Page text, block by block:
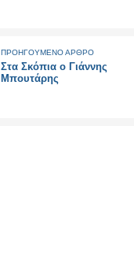
ΠΡΟΗΓΟΥΜΕΝΟ ΑΡΘΡΟ
Στα Σκόπια ο Γιάννης
Μπουτάρης